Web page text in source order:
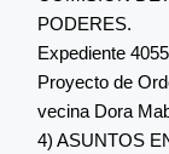
PODERES.
Expediente
Proyecto de
vecina Dora
4) ASUNTOS